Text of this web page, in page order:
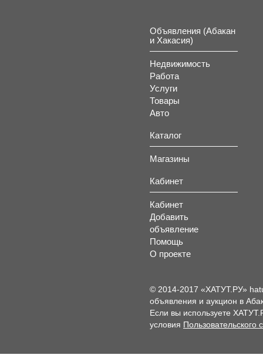
Объявления (Абакан
и Хакасия)
Недвижимость
Работа
Услуги
Товары
Авто
Каталог
Магазины
Кабинет
Кабинет
Добавить
объявление
Помощь
О проекте
© 2014-2017 «ХАТУТ.РУ»
объявления и аукцион в
Если вы используете
условия Пользовательского